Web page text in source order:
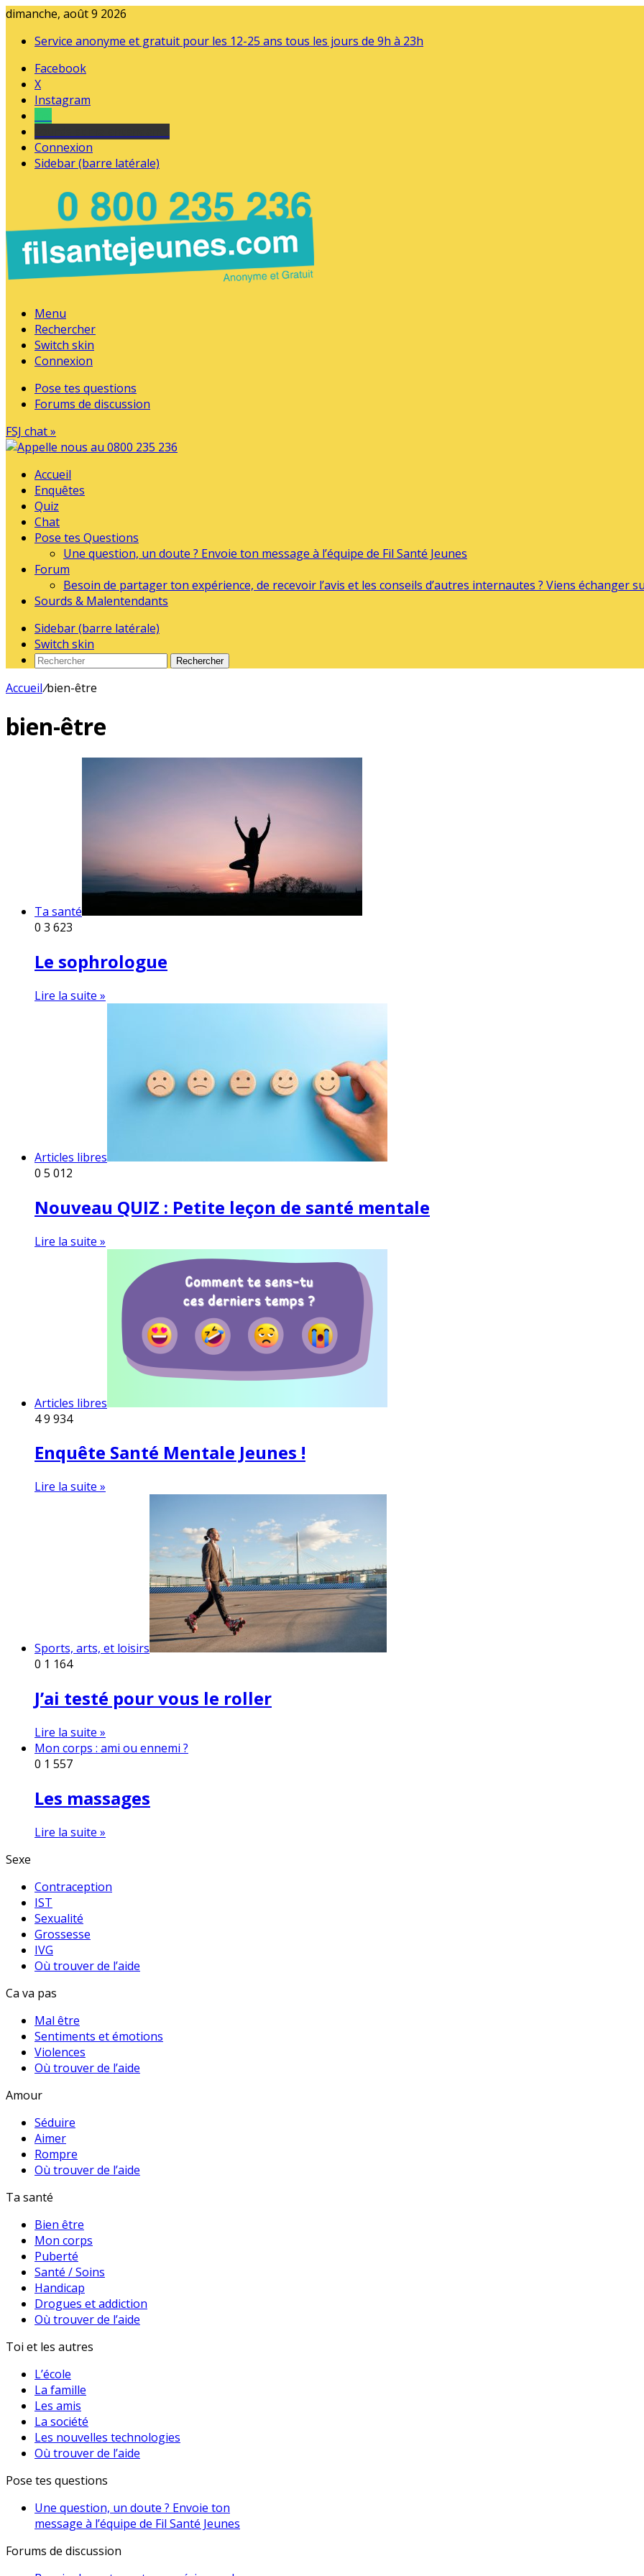
dimanche, août 9 2026
Service anonyme et gratuit pour les 12-25 ans tous les jours de 9h à 23h
Facebook
X
Instagram
Connexion
Sidebar (barre latérale)
Menu
Rechercher
Switch skin
Connexion
Pose tes questions
Forums de discussion
FSJ chat »
Accueil
Enquêtes
Quiz
Chat
Pose tes Questions
Une question, un doute ? Envoie ton message à l’équipe de Fil Santé Jeunes
Forum
Besoin de partager ton expérience, de recevoir l’avis et les conseils d’autres internautes ? Viens échanger
Sourds & Malentendants
Sidebar (barre latérale)
Switch skin
Rechercher
Accueil/bien-être
bien-être
Ta santé
0 3 623
Le sophrologue
Lire la suite »
Articles libres
0 5 012
Nouveau QUIZ : Petite leçon de santé mentale
Lire la suite »
Articles libres
49 934
Enquête Santé Mentale Jeunes !
Lire la suite »
Sports, arts, et loisirs
0 1 164
J’ai testé pour vous le roller
Lire la suite »
Mon corps : ami ou ennemi ?
0 1 557
Les massages
Lire la suite »
Sexe
Contraception
IST
Sexualité
Grossesse
IVG
Où trouver de l’aide
Ca va pas
Mal être
Sentiments et émotions
Violences
Où trouver de l’aide
Amour
Séduire
Aimer
Rompre
Où trouver de l’aide
Ta santé
Bien être
Mon corps
Puberté
Santé / Soins
Handicap
Drogues et addiction
Où trouver de l’aide
Toi et les autres
L’école
La famille
Les amis
La société
Les nouvelles technologies
Où trouver de l’aide
Pose tes questions
Une question, un doute ? Envoie ton
message à l’équipe de Fil Santé Jeunes
Forums de discussion